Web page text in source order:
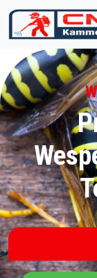
Zum Inhalt springen